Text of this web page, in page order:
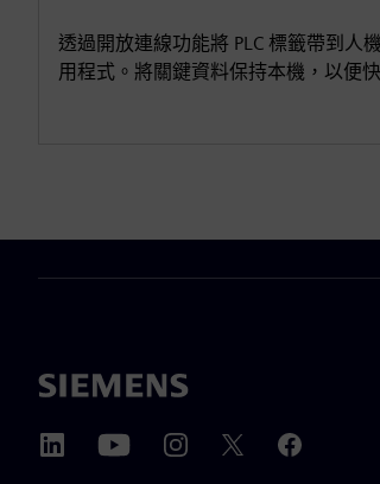
透過開放連線功能將 PLC 標籤帶到人
用程式。將關鍵資料保持本機，以便